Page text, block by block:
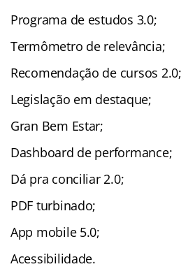
Programa de estudos 3.0;
Termômetro de relevância;
Recomendação de cursos 2.0;
Legislação em destaque;
Gran Bem Estar;
Dashboard de performance;
Dá pra conciliar 2.0;
PDF turbinado;
App mobile 5.0;
Acessibilidade.